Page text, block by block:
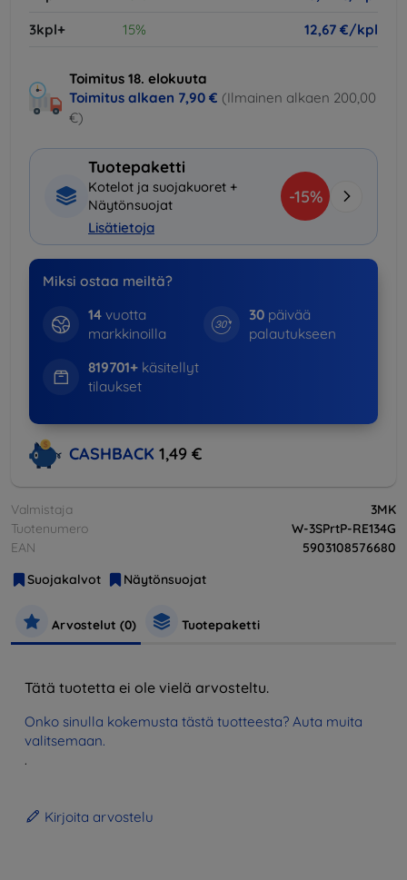
3kpl+
15% 12,67 €/kpl
Toimitus 18. elokuuta
Toimitus alkaen 7,90 € (Ilmainen alkaen 200,00
€)
Tuotepaketti
Kotelot ja suojakuoret +
Näytönsuojat
Lisätietoja
-15%
Miksi ostaa meiltä?
14vuotta
markkinoilla
30 päivää
palautukseen
819701+käsitellyt
tilaukset
CASHBACK 1,49 €
Valmistaja
3MK
Tuotenumero
W-3SPrtP-RE134G
EAN
5903108576680
Suojakalvot
Näytönsuojat
Arvostelut (0) Tuotepaketti
Tätä tuotetta ei ole vielä arvosteltu.
Onko sinulla kokemusta tästä tuotteesta? Auta muita
valitsemaan.
.
Kirjoita arvostelu